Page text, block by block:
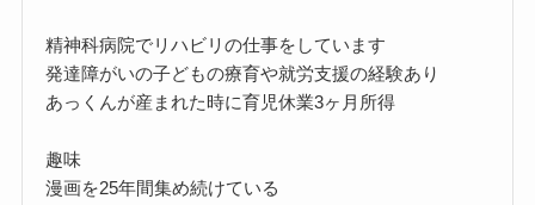
精神科病院でリハビリの仕事をしています
発達障がいの子どもの療育や就労支援の経験あり
あっくんが産まれた時に育児休業3ヶ月所得
趣味
漫画を25年間集め続けている